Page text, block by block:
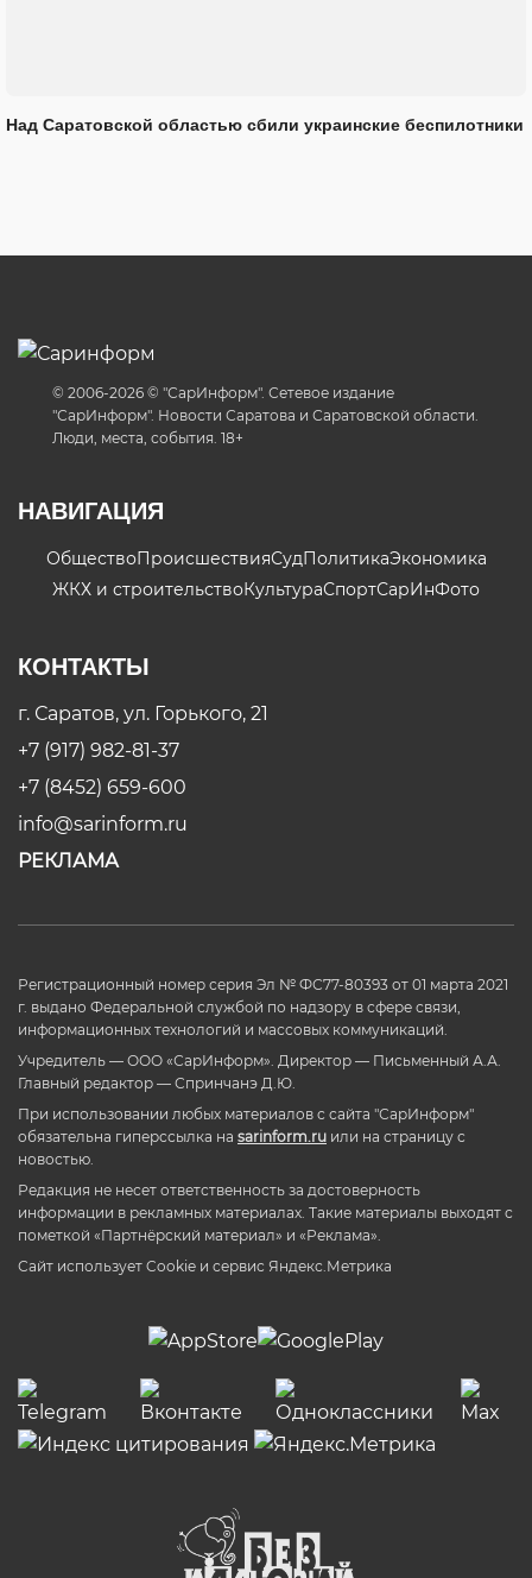
Над Саратовской областью сбили украинские беспилотники
© 2006-2026 © "СарИнформ". Сетевое издание
"СарИнформ". Новости Саратова и Саратовской области.
Люди, места, события. 18+
НАВИГАЦИЯ
ОбществоПроисшествияСудПолитикаЭкономика
ЖКХ и строительствоКультураСпортСарИнФото
КОНТАКТЫ
г. Саратов, ул. Горького, 21
+7 (917) 982-81-37
+7 (8452) 659-600
info@sarinform.ru
РЕКЛАМА
Регистрационный номер серия Эл № ФС77-80393 от 01 марта 2021
г. выдано Федеральной службой по надзору в сфере связи,
информационных технологий и массовых коммуникаций.
Учредитель — ООО «СарИнформ». Директор — Письменный А.А.
Главный редактор — Спринчанэ Д.Ю.
При использовании любых материалов с сайта "СарИнформ"
обязательна гиперссылка на sarinform.ru или на страницу с
новостью.
Редакция не несет ответственность за достоверность
информации в рекламных материалах. Такие материалы выходят с
пометкой «Партнёрский материал» и «Реклама».
Сайт использует Cookie и сервиc Яндекс.Метрика